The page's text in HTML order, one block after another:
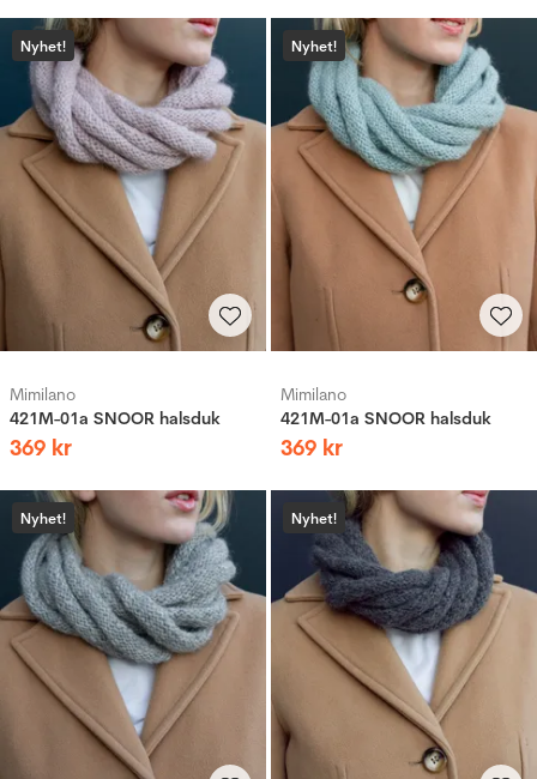
Nyhet!
Mimilano
421M-01a SNOOR halsduk
369 kr
Nyhet!
Mimilano
421M-01a SNOOR halsduk
369 kr
Nyhet! Nyhet!